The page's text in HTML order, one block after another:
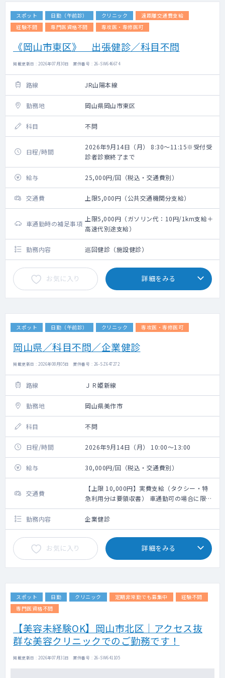
スポット 日勤（午前診） クリニック
遠距離交通費支給
経験不問
専門医資格不問 専攻医・専修医可
《岡山市東区》 出張健診／科目不問
掲載更新日 : 2026年07月30日 案件番号 : 26-SW646674
路線 JR山陽本線
勤務地 岡山県岡山市東区
科目 不問
日程/時間
2026年9月14日（月） 8:30～11:15※受付受
診者診察終了まで
給与 25,000円/回（税込・交通費別）
交通費 上限5,000円（公共交通機関分支給）
車通勤時の補足事項
上限5,000円（ガソリン代：10円/1km支給＋
高速代別途支給）
勤務内容 巡回健診（施設健診）
お気に入り 詳細をみる
スポット 日勤（午前診） クリニック 専攻医・専修医可
岡山県／科目不問／企業健診
掲載更新日 : 2026年08月05日 案件番号 : 26-SZ647272
路線 ＪＲ姫新線
勤務地 岡山県美作市
科目 不問
日程/時間 2026年9月14日（月） 10:00～13:00
給与 30,000円/回（税込・交通費別）
交通費
【上限 10,000円】実費支給（タクシー・特
急利用分は要領収書） 車通勤可の場合に限
る：【上限 10,000円】10ｋm110円＋高速代
※高速代は要領収書orETC利用明細
勤務内容 企業健診
お気に入り 詳細をみる
スポット 日勤 クリニック 定期非常勤でも募集中
経験不問
専門医資格不問
【美容未経験OK】岡山市北区｜アクセス抜
群な美容クリニックでのご勤務です！
掲載更新日 : 2026年07月31日 案件番号 : 26-SW641105